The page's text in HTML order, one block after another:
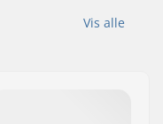
Vis alle